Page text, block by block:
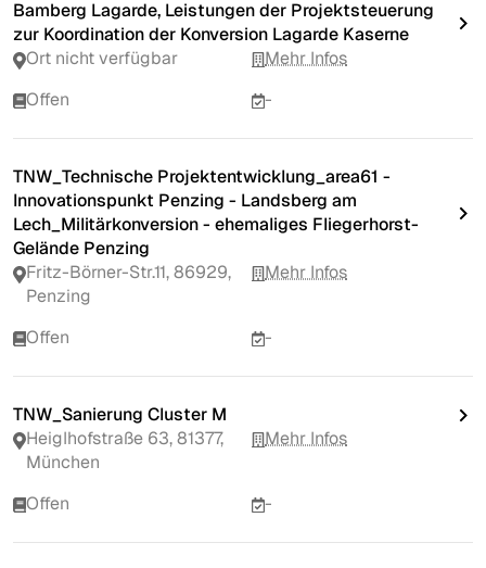
Bamberg Lagarde, Leistungen der Projektsteuerung
zur Koordination der Konversion Lagarde Kaserne
Ort nicht verfügbar
Mehr Infos
Offen
-
TNW_Technische Projektentwicklung_area61 -
Innovationspunkt Penzing - Landsberg am
Lech_Militärkonversion - ehemaliges Fliegerhorst-
Gelände Penzing
Fritz-Börner-Str.11, 86929,
Penzing
Mehr Infos
Offen -
TNW_Sanierung Cluster M
Heiglhofstraße 63, 81377,
München
Mehr Infos
Offen -